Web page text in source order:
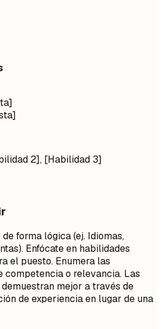
2], [Habilidad 3]
forma lógica (ej. Idiomas,
Enfócate en habilidades
el puesto. Enumera las
competencia o relevancia. Las
mejor a través de
de experiencia en lugar de una